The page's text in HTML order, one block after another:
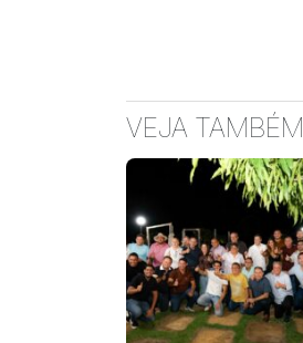
VEJA TAMBÉM